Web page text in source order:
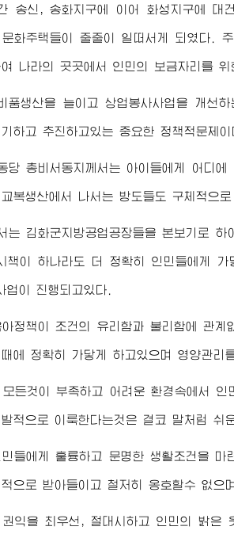
송신, 송화지구에 이어 화성지구에 대
문화주택들이 줄줄이 일떠서게 되였다.
나라의 곳곳에서 인민의 보금자리를 위
품생산을 늘이고 상업봉사사업을 개선
하고 추진하고있는 중요한 정책적문제이
당총비서동지께서는 아이들에게 어디에
복생산에서 나서는 방도들도 구체적으로
는 김화군지방공업공장들을 본보기로
책이 하나라도 더 정확히 인민들에게
업이 진행되고있다.
아정책이 조건의 유리함과 불리함에 관
에 정확히 가닿게 하고있으며 영양관리
모든것이 부족하고 어려운 환경속에서
적으로 이룩한다는것은 결코 말처럼 쉬
들에게 훌륭하고 문명한 생활조건을
으로 받아들이고 철저히 옹호할수 없으
익을 최우선, 절대시하고 인민의 밝은